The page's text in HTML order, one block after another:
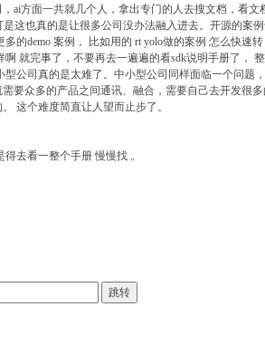
ai方面一共就几个人，拿出专门的人去搜文档，看文
这也真的是让很多公司没办法融入进去。开源的案
的demo 案例， 比如用的 rt yolo做的案例 怎么快速
就完事了，不要再去一遍遍的看sdk说明手册了，
公司真的是太难了。中小型公司同样面临一个问题
要众多的产品之间通讯、融合，需要自己去开发很
这个难度简直让人望而止步了。
去看一整个手册 慢慢找 。
跳转